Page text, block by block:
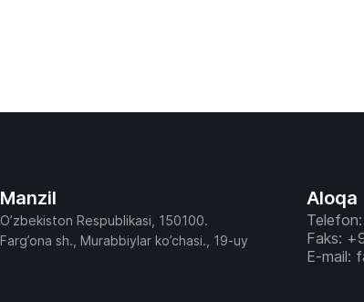
Manzil
O’zbekiston Respublikasi, 150100.
Farg’ona sh., Murabbiylar ko’chasi., 19-uy
Aloqa
Faks:
E-mail: